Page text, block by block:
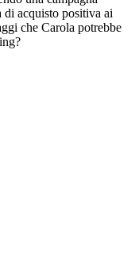
di acquisto positiva ai
che Carola potrebbe